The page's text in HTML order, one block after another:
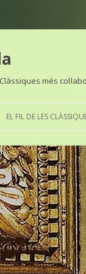
més
EL FIL DE LES